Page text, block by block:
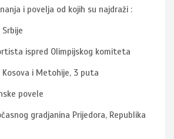
i povelja od kojih su najdraži :
ispred Olimpijskog komiteta
i Metohije, 3 puta
povele
gradjanina Prijedora, Republika